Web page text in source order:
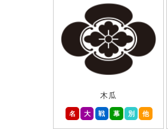
木瓜
名
大 戦 幕 別 他